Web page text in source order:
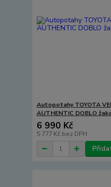
Autopotahy TOYOTA
AUTHENTIC DOBLO
6 990 Kč
5 777 Kč bez DPH